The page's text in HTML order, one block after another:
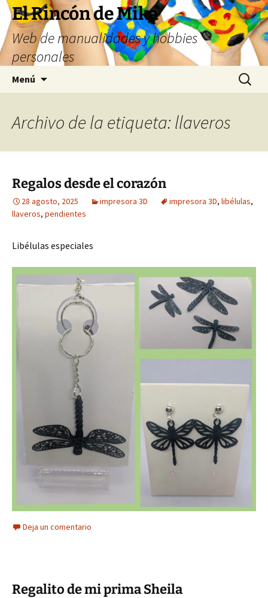
Saltar
contenido
El Rincón de Mika
Web de manualidades y hobbies
personales
Menú Buscar:
Archivo de la etiqueta: llaveros
Regalos desde el corazón
28 agosto, 2025 impresora 3D impresora 3D, libélulas,
llaveros, pendientes
Libélulas especiales
Deja un comentario
Regalito de mi prima Sheila